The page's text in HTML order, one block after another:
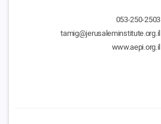
053-250-2503
tamig@jerusaleminstitute.org.il
www.aepi.org.il